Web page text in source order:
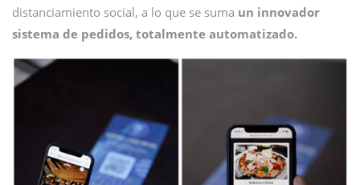
distanciamiento social, a lo que se suma un innovador
sistema de pedidos, totalmente automatizado.